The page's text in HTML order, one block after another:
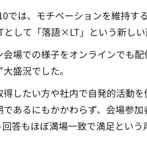
では、モチベーションを維持す
として「落語×LT」という新し
場での様子をオンラインでも
盛況でした。
したい方や社内で自発的活動
あるにもかかわらず、会場参
答もほぼ満場一致で満足とい